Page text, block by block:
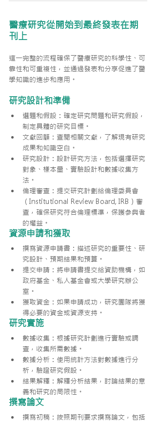
醫療研究從開始到最終發表在期
刊上
這一完整的流程確保了醫療研究的科學性、可
靠性和可重複性，並通過發表和分享促進了醫
學知識的進步和應用。
研究設計和準備
選題和假設：確定研究問題和研究假設，
制定具體的研究目標。
文獻回顧：查閱相關文獻，了解現有研究
成果和知識空白。
研究設計：設計研究方法，包括選擇研究
對象、樣本量、實驗設計和數據收集方
法。
倫理審查：提交研究計劃給倫理委員會
（Institutional Review Board, IRB）審
查，確保研究符合倫理標準，保護參與者
的權益。
資源申請和獲取
撰寫資源申請書：描述研究的重要性、研
究設計、預期結果和預算。
提交申請：將申請書提交給資助機構，如
政府基金、私人基金會或大學研究辦公
室。
獲取資金：如果申請成功，研究團隊將獲
得必要的資金或資源支持。
研究實施
數據收集：根據研究計劃進行實驗或調
查，收集所需數據。
數據分析：使用統計方法對數據進行分
析，驗證研究假設。
結果解釋：解釋分析結果，討論結果的意
義和研究的局限性。
撰寫論文
撰寫初稿：按照期刊要求撰寫論文，包括